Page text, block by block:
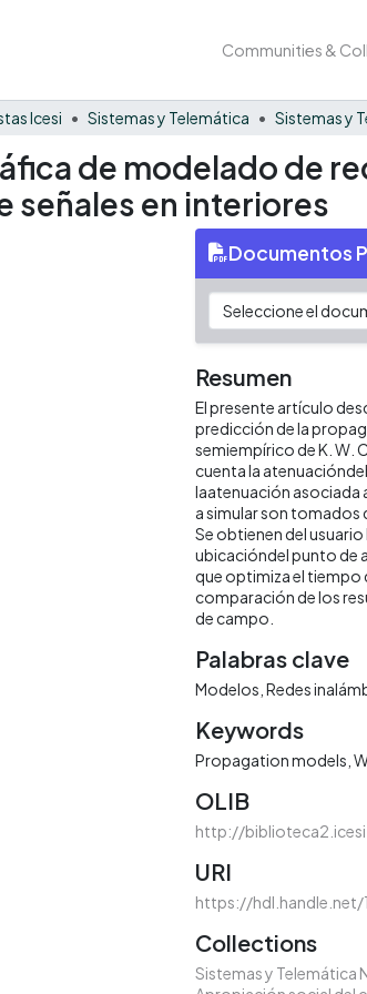
Communities &
Icesi Sistemas y Telemática Sistemas y
de modelado de
señales en interiores
Documentos
Resumen
El presente artículo
predicción de la
semiempírico de K. W.
cuenta la
laatenuación asociada
a simular son tomados
Se obtienen del
ubicacióndel punto de
que optimiza el tiempo
comparación de los
de campo.
Palabras clave
Modelos Redes
Keywords
Propagation models
OLIB
http://
URI
https://
Collections
Sistemas y Telemática